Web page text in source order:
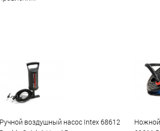
Ручной воздушный насос Intex 68612